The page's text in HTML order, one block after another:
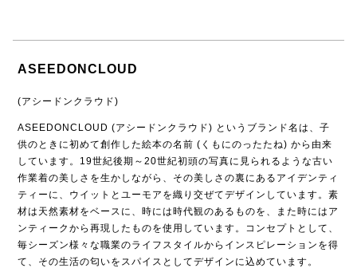
ASEEDONCLOUD
(アシードンクラウド)
ASEEDONCLOUD (アシードンクラウド) というブランド名は、子
供のときに初めて創作した絵本の名前 (くもにのったたね) から由来
しています。19世紀後期～20世紀初頭の写真に見られるような古い
作業着の美しさを生かしながら、その美しさの裏にあるアイデンティ
ティーに、ウイットとユーモアを織り交ぜてデザインしています。素
材は天然素材をベースに、時には時代観のあるものを、また時にはア
ンティークから再現したものを使用しています。コンセプトとして、
毎シーズン様々な職業のライフスタイルからインスピレーションを得
て、その生活の匂いをスパイスとしてデザインに込めています。